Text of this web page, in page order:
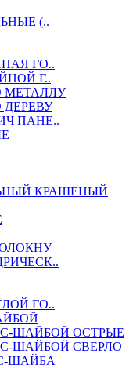
(..
ГО..
Г..
МЕТАЛЛУ
ПАНЕ..
КРАШЕНЫЙ
ГО..
ШАЙБОЙ ОСТРЫЕ
ШАЙБОЙ СВЕРЛО
ШАЙБА